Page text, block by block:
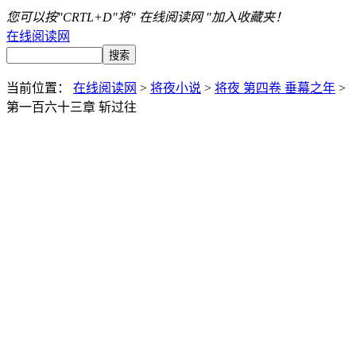
您可以按"CRTL+D"将" 在线阅读网 "加入收藏夹！
在线阅读网
当前位置： 在线阅读网 > 将夜小说 > 将夜 第四卷 垂幕之年 >
第一百六十三章 斩过往